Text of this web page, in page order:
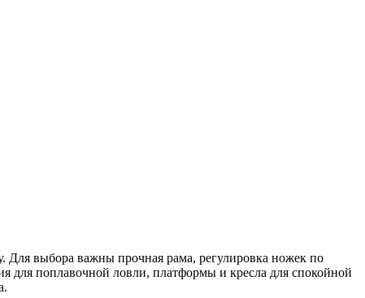
Для выбора важны прочная рама, регулировка ножек по
для поплавочной ловли, платформы и кресла для спокойной